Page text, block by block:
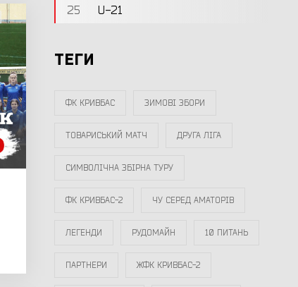
25
U-21
ТЕГИ
ФК КРИВБАС ЗИМОВІ ЗБОРИ
ТОВАРИСЬКИЙ МАТЧ ДРУГА ЛІГА
СИМВОЛІЧНА ЗБІРНА ТУРУ
ФК КРИВБАС-2 ЧУ СЕРЕД АМАТОРІВ
ЛЕГЕНДИ РУДОМАЙН 10 ПИТАНЬ
ПАРТНЕРИ ЖФК КРИВБАС-2